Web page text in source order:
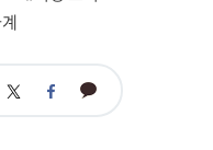
트 페 카